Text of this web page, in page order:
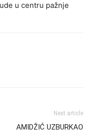
u centru pažnje
Next article
AMIDŽIĆ UZBURKAO